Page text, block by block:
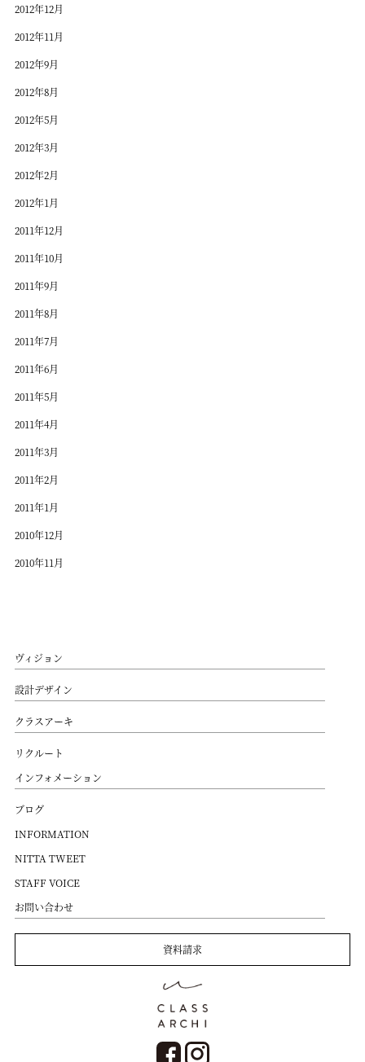
2012年12月
2012年11月
2012年9月
2012年8月
2012年5月
2012年3月
2012年2月
2012年1月
2011年12月
2011年10月
2011年9月
2011年8月
2011年7月
2011年6月
2011年5月
2011年4月
2011年3月
2011年2月
2011年1月
2010年12月
2010年11月
ヴィジョン
設計デザイン
クラスアーキ
リクルート
インフォメーション
ブログ
INFORMATION
NITTA TWEET
STAFF VOICE
お問い合わせ
資料請求